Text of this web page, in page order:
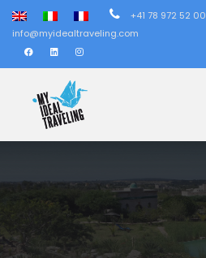
+41 78 972 52 00
info@myidealtraveling.com